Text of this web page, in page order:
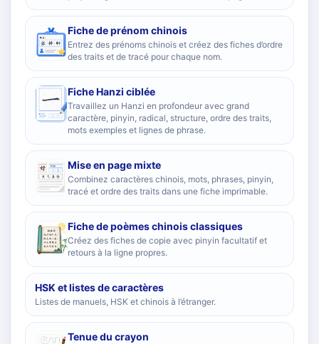
Fiche de prénom chinois
Entrez des prénoms chinois et créez des fiches d’ordre
des traits et de tracé pour chaque nom.
Fiche Hanzi ciblée
Travaillez un Hanzi en profondeur avec grand
caractère, pinyin, radical, structure, ordre des traits,
mots exemples et lignes de phrase.
Mise en page mixte
Combinez caractères chinois, mots, phrases, pinyin,
tracé et ordre des traits dans une fiche imprimable.
Fiche de poèmes chinois classiques
Créez des fiches de copie avec pinyin facultatif et
retours à la ligne propres.
HSK et listes de caractères
Listes de manuels, HSK et chinois à l’étranger.
Tenue du crayon